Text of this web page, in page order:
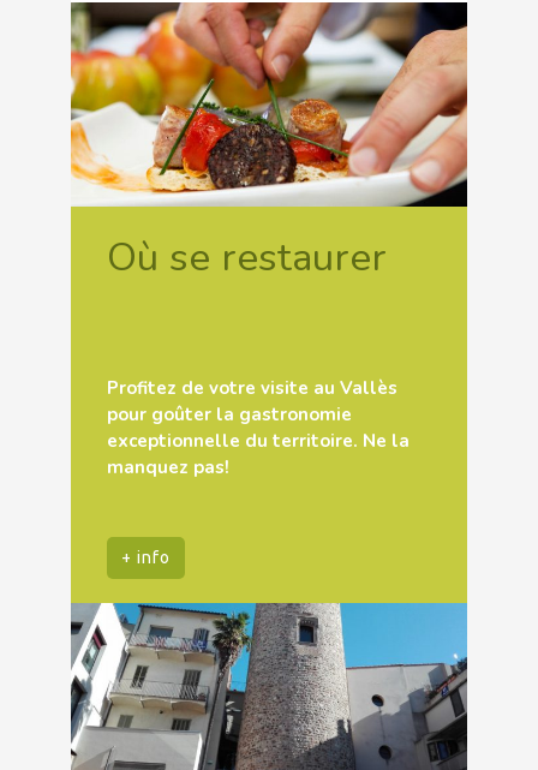
Où se restaurer
Profitez de votre visite au Vallès
pour goûter la gastronomie
exceptionnelle du territoire. Ne la
manquez pas!
+ info